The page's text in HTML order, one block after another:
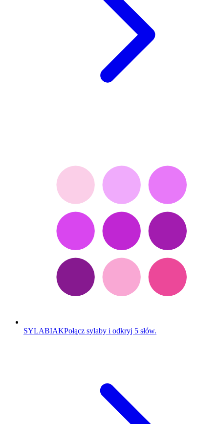
SYLABIAKPołącz sylaby i odkryj 5 słów.